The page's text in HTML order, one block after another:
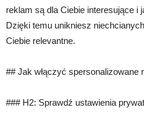
reklam są dla Ciebie interesujące i
Dzięki temu unikniesz
Ciebie relevantne.
## Jak włączyć spersonalizowane
### H2: Sprawdź ustawienia